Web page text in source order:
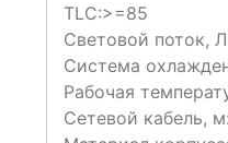
TLC:>=85
Световой поток,
Система
Рабочая
Сетевой кабель, м: